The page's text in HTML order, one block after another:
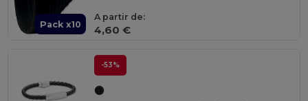
Pack x10
A partir de:
4,60 €
-53%